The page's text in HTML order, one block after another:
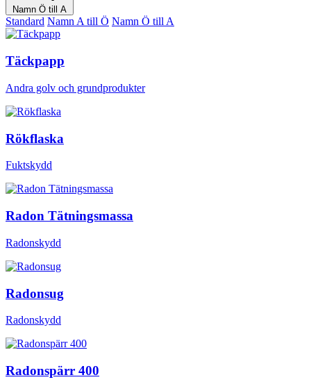
Namn Ö till A
Standard Namn A till Ö Namn Ö till A
Täckpapp
Andra golv och grundprodukter
Rökflaska
Fuktskydd
Radon Tätningsmassa
Radonskydd
Radonsug
Radonskydd
Radonspärr 400